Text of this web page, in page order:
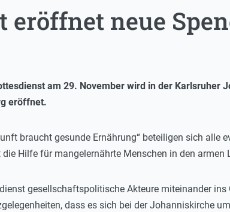
eröffnet neue
am 29. November wird in der Karlsruher
eröffnet.
braucht gesunde Ernährung“ beteiligen sich alle
Hilfe für mangelernährte Menschen in den armen
gesellschaftspolitische Akteure miteinander
dass es sich bei der Johanniskirche